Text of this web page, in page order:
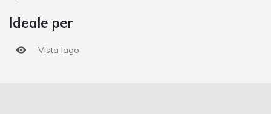
Ideale per
Vista lago